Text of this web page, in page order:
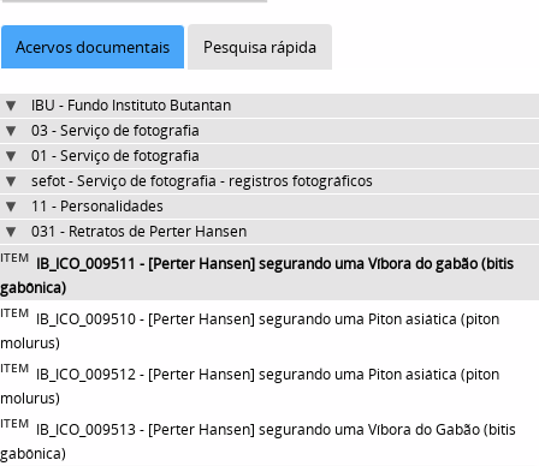
Acervos documentais Pesquisa rápida
IBU - Fundo Instituto Butantan
03 - Serviço de fotografia
01 - Serviço de fotografia
sefot - Serviço de fotografia - registros fotográficos
11 - Personalidades
031 - Retratos de Perter Hansen
ITEM IB_ICO_009511 - [Perter Hansen] segurando uma Víbora do gabão (bitis
gabônica)
ITEM IB_ICO_009510 - [Perter Hansen] segurando uma Piton asiática (piton
molurus)
ITEM IB_ICO_009512 - [Perter Hansen] segurando uma Piton asiática (piton
molurus)
ITEM IB_ICO_009513 - [Perter Hansen] segurando uma Víbora do Gabão (bitis
gabônica)